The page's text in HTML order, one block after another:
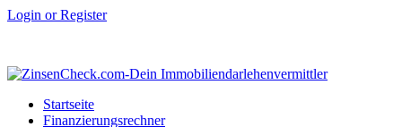
Login or Register
Startseite
Finanzierungsrechner